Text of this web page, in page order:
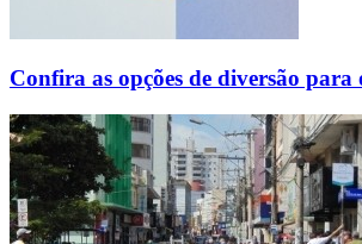
Confira as opções de diversão